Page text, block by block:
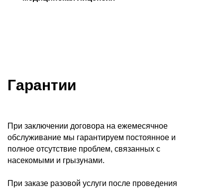
Гарантии
При заключении договора на ежемесячное
обслуживание мы гарантируем постоянное и
полное отсутствие проблем, связанных с
насекомыми и грызунами.
При заказе разовой услуги после проведения